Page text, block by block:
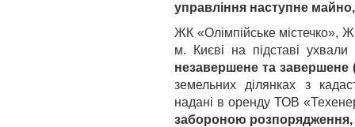
управління наступне
ЖК «Олімпійське містечко»,
м. Києві на підставі
незавершене та
земельних ділянках з
надані в оренду ТОВ
забороною розпорядження,